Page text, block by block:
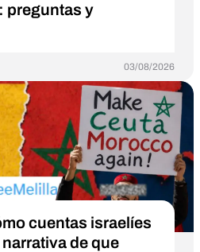
preguntas y
03/08/2026
cuentas israelíes
de que